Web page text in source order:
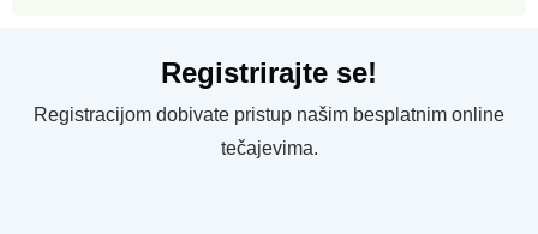
Registrirajte se!
Registracijom dobivate pristup našim besplatnim online
tečajevima.